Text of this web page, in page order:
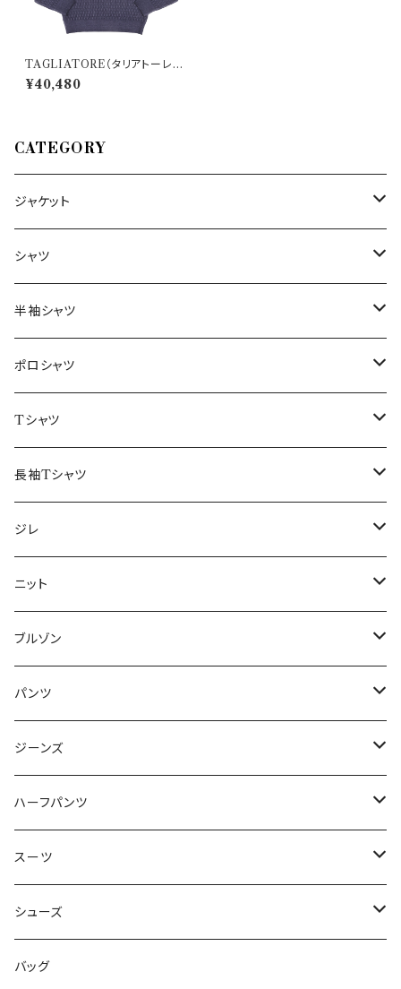
TAGLIATORE（タリアトーレ）
丸首セーター MGLTR540 30
636
¥40,480
CATEGORY
ジャケット
～44/S
46/M
48/L
50/XL～
シャツ
～44/S
46/M
48/L
50/XL～
半袖シャツ
～44/S
46/M
48/L
50/XL～
ポロシャツ
～44/S
46/M
48/L
50/XL～
Tシャツ
～44/S
46/M
48/L
50/XL～
長袖Tシャツ
～44/S
46/M
48/L
50/XL～
ジレ
～44/S
46/M
48/L
50/XL～
ニット
～44/S
46/M
48/L
50/XL～
ブルゾン
～44/S
46/M
48/L
50/XL～
パンツ
～44/S
46/M
48/L
50/XL～
ジーンズ
～44/S
46/M
48/L
50/XL～
ハーフパンツ
～44/S
46/M
48/L
スーツ
～44/S
46/M
シューズ
～25.5cm
バッグ